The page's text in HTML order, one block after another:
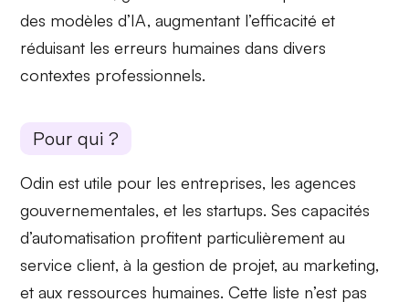
des modèles d’IA, augmentant l’efficacité et
réduisant les erreurs humaines dans divers
contextes professionnels.
Pour qui ?
Odin est utile pour les entreprises, les agences
gouvernementales, et lesstartups. Ses capacités
d’automatisation profitent particulièrement au
service client, à la gestion de projet, au marketing,
et aux ressources humaines. Cette liste n’est pas